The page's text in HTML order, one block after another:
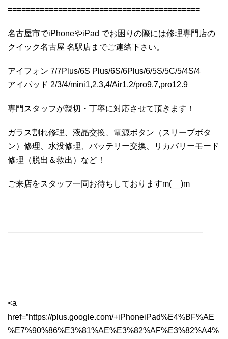
==========================================
名古屋市でiPhoneやiPad でお困りの際には修理専門店の
クイック名古屋 名駅店までご連絡下さい。
アイフォン 7/7Plus/6S Plus/6S/6Plus/6/5S/5C/5/4S/4
アイパッド 2/3/4/mini1,2,3,4/Air1,2/pro9.7,pro12.9
専門スタッフが親切・丁寧に対応させて頂きます！
ガラス割れ修理、液晶交換、電源ボタン（スリープボタ
ン）修理、水没修理、バッテリー交換、リカバリーモード
修理（脱出＆救出）など！
ご来店をスタッフ一同お待ちしておりますm(__)m
————————————————————————
<a
href=”https://plus.google.com/+iPhoneiPad%E4%BF%AE
%E7%90%86%E3%81%AE%E3%82%AF%E3%82%A4%